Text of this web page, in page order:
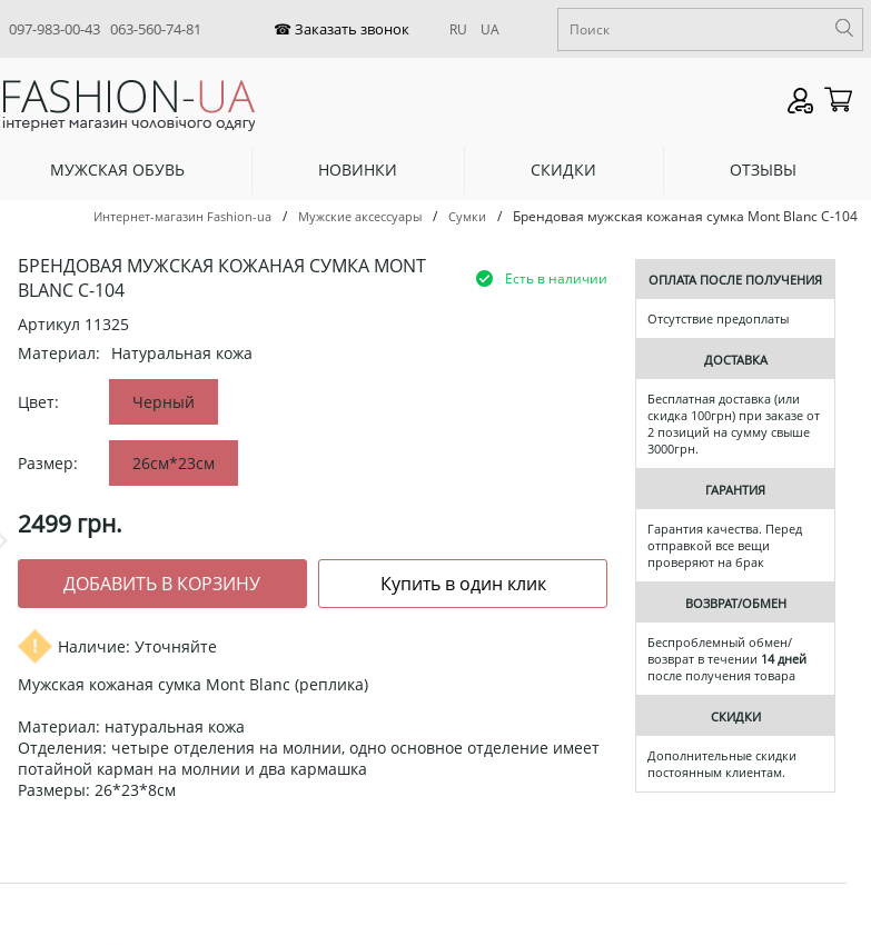
097-983-00-43 063-560-74-81 RU UA
МУЖСКАЯ ОБУВЬ НОВИНКИ СКИДКИ ОТЗЫВЫ
Интернет-магазин Fashion-ua / Мужские аксессуары / Сумки / Брендовая мужская кожаная сумка Mont Blanc С-104
БРЕНДОВАЯ МУЖСКАЯ КОЖАНАЯ СУМКА MONT
BLANC С-104
Есть в наличии
Артикул 11325
Материал:
Натуральная кожа
Цвет: Черный
Размер: 26см*23см
2499 грн.
Наличие: Уточняйте
Мужская кожаная сумка Mont Blanc (реплика)
Материал: натуральная кожа
Отделения: четыре отделения на молнии, одно основное отделение имеет
потайной карман на молнии и два кармашка
Размеры: 26*23*8см
ОПЛАТА ПОСЛЕ ПОЛУЧЕНИЯ
Отсутствие предоплаты
ДОСТАВКА
Бесплатная доставка (или
скидка 100грн) при заказе от
2 позиций на сумму свыше
3000грн.
ГАРАНТИЯ
Гарантия качества. Перед
отправкой все вещи
проверяют на брак
ВОЗВРАТ/ОБМЕН
Беспроблемный обмен/
возврат в течении 14 дней
после получения товара
СКИДКИ
Дополнительные скидки
постоянным клиентам.